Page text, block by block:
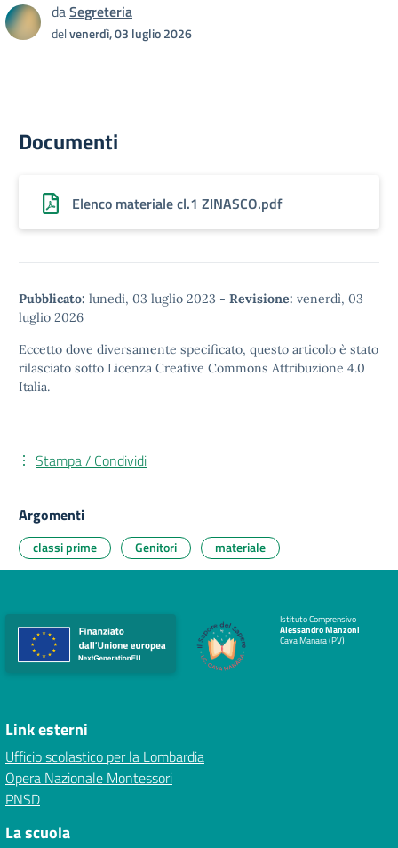
daSegreteria
delvenerdì, 03 luglio 2026
Documenti
Elenco materiale cl.1 ZINASCO.pdf
Pubblicato: lunedì, 03 luglio 2023 - Revisione: venerdì, 03
luglio 2026
Eccetto dove diversamente specificato, questo articolo è stato
rilasciato sotto Licenza Creative Commons Attribuzione 4.0
Italia.
Stampa / Condividi
Argomenti
classi prime Genitori materiale
Istituto Comprensivo
Alessandro Manzoni
Cava Manara (PV)
Link esterni
Ufficio scolastico per la Lombardia
Opera Nazionale Montessori
PNSD
La scuola